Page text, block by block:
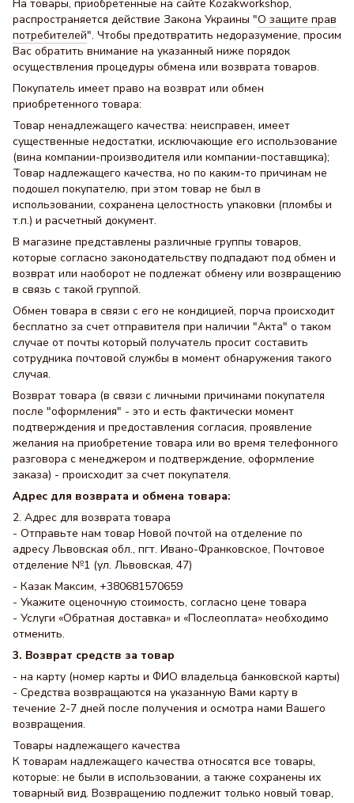
На товары, приобретенные на сайте Kozakworkshop,
распространяется действие Закона Украины "О защите прав
потребителей". Чтобы предотвратить недоразумение, просим
Вас обратить внимание на указанный ниже порядок
осуществления процедуры обмена или возврата товаров.
Покупатель имеет право на возврат или обмен
приобретенного товара:
Товар ненадлежащего качества: неисправен, имеет
существенные недостатки, исключающие его использование
(вина компании-производителя или компании-поставщика);
Товар надлежащего качества, но по каким-то причинам не
подошел покупателю, при этом товар не был в
использовании, сохранена целостность упаковки (пломбы и
т.п.) и расчетный документ.
В магазине представлены различные группы товаров,
которые согласно законодательству подпадают под обмен и
возврат или наоборот не подлежат обмену или возвращению
в связь с такой группой.
Обмен товара в связи с его не кондицией, порча происходит
бесплатно за счет отправителя при наличии "Акта" о таком
случае от почты который получатель просит составить
сотрудника почтовой службы в момент обнаружения такого
случая.
Возврат товара (в связи с личными причинами покупателя
после "оформления" - это и есть фактически момент
подтверждения и предоставления согласия, проявление
желания на приобретение товара или во время телефонного
разговора с менеджером и подтверждение, оформление
заказа) - происходит за счет покупателя.
Адрес для возврата и обмена товара:
2. Адрес для возврата товара
- Отправьте нам товар Новой почтой на отделение по
адресу Львовская обл., пгт. Ивано-Франковское, Почтовое
отделение №1 (ул. Львовская, 47)
- Казак Максим, +380681570659
- Укажите оценочную стоимость, согласно цене товара
- Услуги «Обратная доставка» и «Послеоплата» необходимо
отменить.
3. Возврат средств за товар
- на карту (номер карты и ФИО владельца банковской карты)
- Средства возвращаются на указанную Вами карту в
течение 2-7 дней после получения и осмотра нами Вашего
возвращения.
Товары надлежащего качества
К товарам надлежащего качества относятся все товары,
которые: не были в использовании, а также сохранены их
товарный вид. Возвращению подлежит только новый товар,